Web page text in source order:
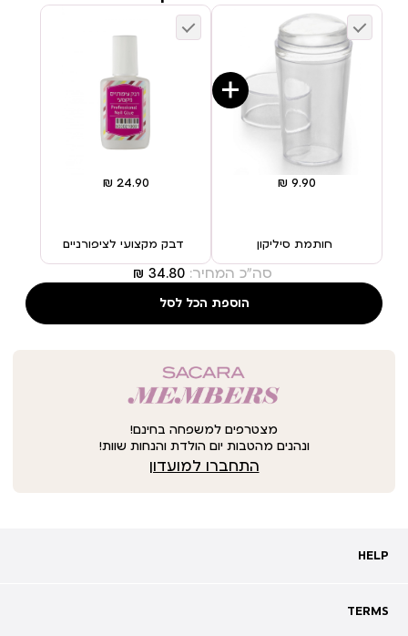
חותמת סיליקון דבק מקצועי לציפורניים
סה"כ המחיר:
הוספת הכל לסל
מצטרפים למשפחה בחינם!
ונהנים מהטבות יום הולדת והנחות שוות!
התחברו למועדון
HELP
HELP
שאלות ותשובות
TERMS
TERMS